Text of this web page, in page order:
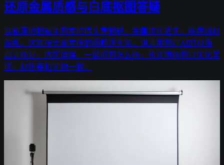
还原金属质感与白底抠图答疑
音箱落地脚架主图常拍得头重脚轻、金属拉丝丢失、底盘线材
杂乱。这篇按大家常搜的问题逐条答，讲清用图叮AI的材质
高清修复、选区消除、一键抠图怎么修，也说明修图只优化呈
现、材质要和实物一致。